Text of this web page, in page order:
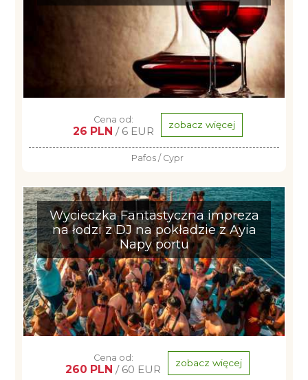
Cena od:
26 PLN / 6 EUR zobacz więcej
Pafos / Cypr
Wycieczka Fantastyczna impreza
na łodzi z DJ na pokładzie z Ayia
Napy portu
Cena od:
260 PLN / 60 EUR zobacz więcej